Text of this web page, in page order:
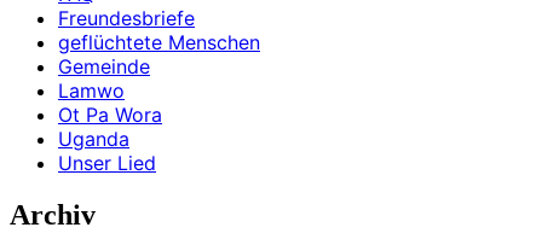
Freundesbriefe
geflüchtete Menschen
Gemeinde
Lamwo
Ot Pa Wora
Uganda
Unser Lied
Archiv